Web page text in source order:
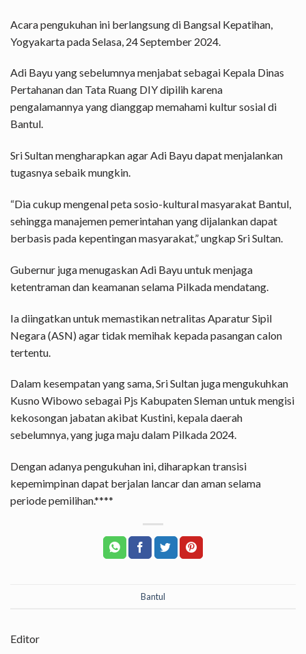
Acara pengukuhan ini berlangsung di Bangsal Kepatihan,
Yogyakarta pada Selasa, 24 September 2024.
Adi Bayu yang sebelumnya menjabat sebagai Kepala Dinas
Pertahanan dan Tata Ruang DIY dipilih karena
pengalamannya yang dianggap memahami kultur sosial di
Bantul.
Sri Sultan mengharapkan agar Adi Bayu dapat menjalankan
tugasnya sebaik mungkin.
“Dia cukup mengenal peta sosio-kultural masyarakat Bantul,
sehingga manajemen pemerintahan yang dijalankan dapat
berbasis pada kepentingan masyarakat,” ungkap Sri Sultan.
Gubernur juga menugaskan Adi Bayu untuk menjaga
ketentraman dan keamanan selama Pilkada mendatang.
Ia diingatkan untuk memastikan netralitas Aparatur Sipil
Negara (ASN) agar tidak memihak kepada pasangan calon
tertentu.
Dalam kesempatan yang sama, Sri Sultan juga mengukuhkan
Kusno Wibowo sebagai Pjs Kabupaten Sleman untuk mengisi
kekosongan jabatan akibat Kustini, kepala daerah
sebelumnya, yang juga maju dalam Pilkada 2024.
Dengan adanya pengukuhan ini, diharapkan transisi
kepemimpinan dapat berjalan lancar dan aman selama
periode pemilihan.****
Bantul
Editor